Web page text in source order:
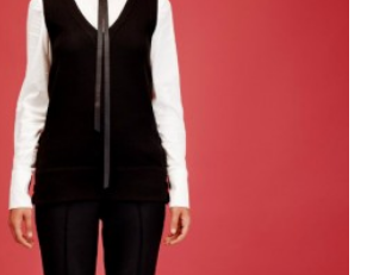
₴6,000.00 ₴3,000.00